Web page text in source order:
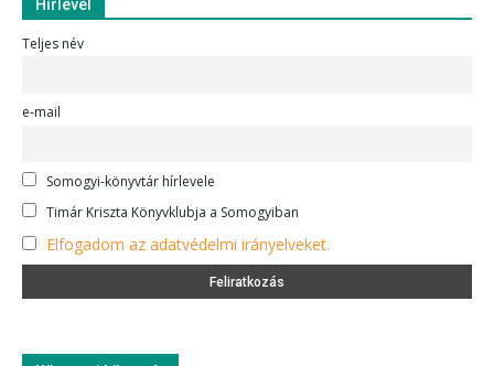
Hírlevél
Teljes név
e-mail
Somogyi-könyvtár hírlevele
Timár Kriszta Könyvklubja a Somogyiban
Elfogadom az adatvédelmi irányelveket.